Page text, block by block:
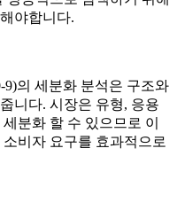
야합니다.
9)의 세분화 분석은 구조와
니다. 시장은 유형, 응용
분화 할 수 있으므로 이
비자 요구를 효과적으로